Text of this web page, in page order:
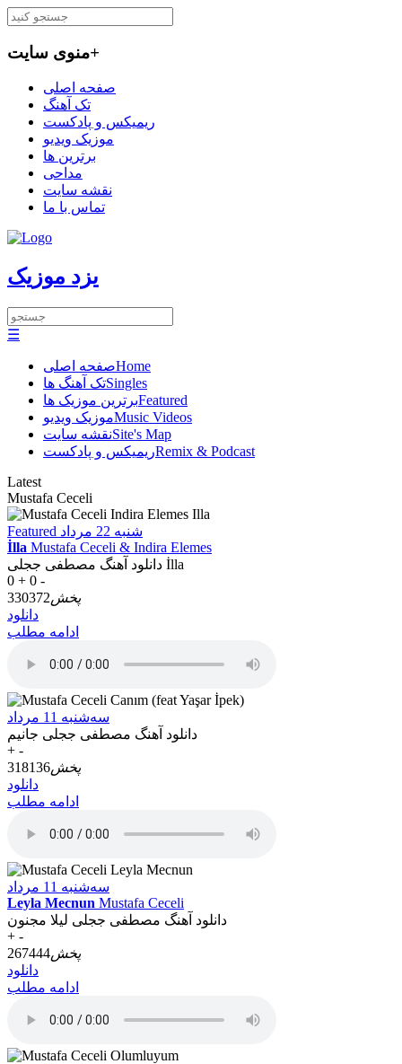
منوی سایت+
صفحه اصلی
تک آهنگ
ریمیکس و پادکست
موزیک ویدیو
برترین ها
مداحی
نقشه سایت
تماس با ما
یزد موزیک
☰
صفحه اصلیHome
تک آهنگ هاSingles
برترین موزیک هاFeatured
موزیک ویدیوMusic Videos
نقشه سایتSite's Map
ریمیکس و پادکستRemix & Podcast
Latest
Mustafa Ceceli
Featured
شنبه 22 مرداد
İlla Mustafa Ceceli & Indira Elemes
دانلود آهنگ مصطفی ججلی İlla
0 + 0 -
پخش330372
دانلود
ادامه مطلب
سه‌شنبه 11 مرداد
دانلود آهنگ مصطفی ججلی جانیم
+ -
پخش318136
دانلود
ادامه مطلب
سه‌شنبه 11 مرداد
Leyla Mecnun Mustafa Ceceli
دانلود آهنگ مصطفی ججلی لیلا مجنون
+ -
پخش267444
دانلود
ادامه مطلب